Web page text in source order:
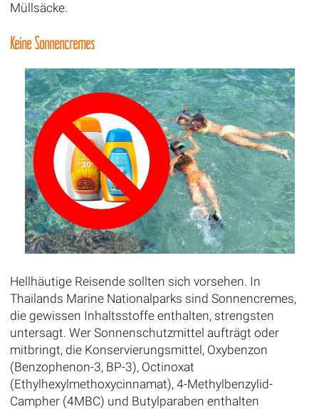
Müllsäcke.
Keine Sonnencremes
Hellhäutige Reisende sollten sich vorsehen. In
Thailands Marine Nationalparks sind Sonnencremes,
die gewissen Inhaltsstoffe enthalten, strengsten
untersagt. Wer Sonnenschutzmittel aufträgt oder
mitbringt, die Konservierungsmittel, Oxybenzon
(Benzophenon-3, BP-3), Octinoxat
(Ethylhexylmethoxycinnamat), 4-Methylbenzylid-
Campher (4MBC) und Butylparaben enthalten